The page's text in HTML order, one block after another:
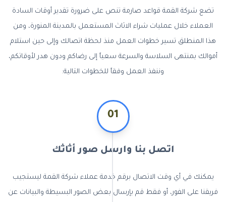
تضع شركة القمة قواعد صارمة تنص على ضرورة تقدير أوقات السادة
العملاء خلال عمليات شراء الاثاث المستعمل بالمدينة المنورة، ومن
هذا المنطلق تسير خطوات العمل منذ لحظة اتصالك وإلى حين استلام
أموالك بمنتهى السلاسة والسرعة سعياً إلى رضاكم ودون هدر لأوقاتكم،
وننفذ العمل وفقاً للخطوات التالية:
01
اتصل بنا وارسل صور أثاثك
يمكنك في أي وقت الاتصال برقم خدمة عملاء شركة القمة ليستجيب
فريقنا على الفور، أو فقط قم بإرسال بعض الصور البسيطة والبيانات عن